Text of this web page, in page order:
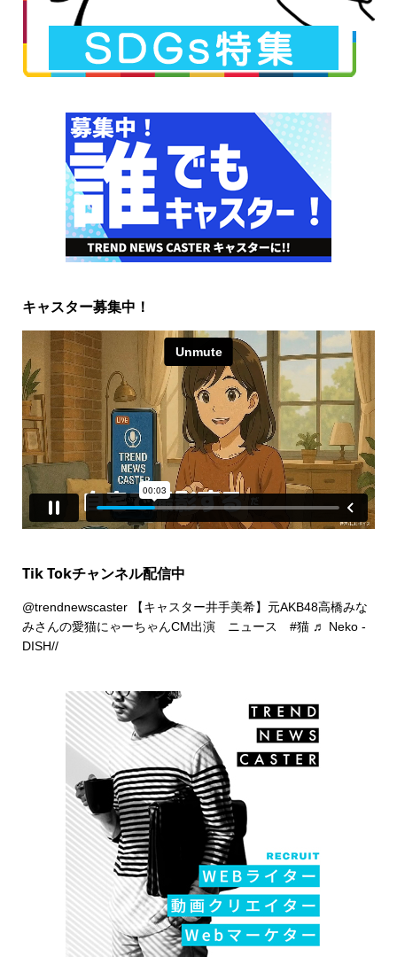
キャスター募集中！
Tik Tokチャンネル配信中
@trendnewscaster【キャスター井手美希】元AKB48高橋みな
みさんの愛猫にゃーちゃんCM出演 ニュース #猫 ♬ Neko -
DISH//